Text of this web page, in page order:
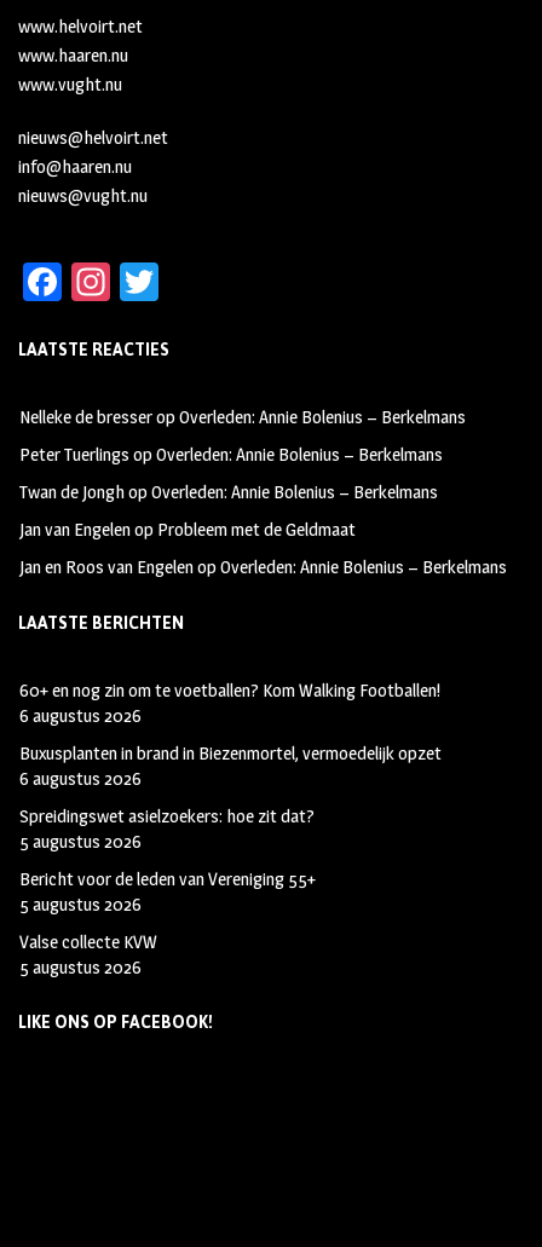
www.helvoirt.net
www.haaren.nu
www.vught.nu
nieuws@helvoirt.net
info@haaren.nu
nieuws@vught.nu
Fa
b
oo
k
In
ag
m
tt
LAATSTE REACTIES
Nelleke de bresseropOverleden: Annie Bolenius – Berkelmans
Peter Tuerlings opOverleden: Annie Bolenius – Berkelmans
Twan de JonghopOverleden: Annie Bolenius – Berkelmans
Jan van Engelenop Probleem met de Geldmaat
Jan en Roos van EngelenopOverleden: Annie Bolenius – Berkelmans
LAATSTE BERICHTEN
60+ en nog zin om te voetballen? Kom Walking Footballen!
6 augustus 2026
Buxusplanten in brand in Biezenmortel, vermoedelijk opzet
6 augustus 2026
Spreidingswet asielzoekers: hoe zit dat?
5 augustus 2026
Bericht voor de leden van Vereniging 55+
5 augustus 2026
Valse collecte KVW
5 augustus 2026
LIKE ONS OP FACEBOOK!